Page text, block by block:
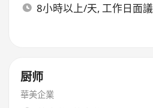
8小時以上/天, 工作日面議
厨师
華美企業